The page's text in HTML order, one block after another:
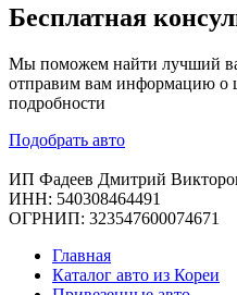
Бесплатная
Мы поможем найти лучший
отправим вам информацию о
подробности
Подобрать авто
ИП Фадеев Дмитрий
ИНН: 540308464491
ОГРНИП: 323547600074671
Главная
Каталог авто из Кореи